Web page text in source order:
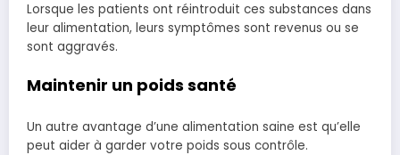
Lorsque les patients ont réintroduit ces substances dans
leur alimentation, leurs symptômes sont revenus ou se
sont aggravés.
Maintenir un poids santé
Un autre avantage d’une alimentation saine est qu’elle
peut aider à garder votre poids sous contrôle.